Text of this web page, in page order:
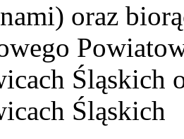
oraz
Śląskich
Śląskich